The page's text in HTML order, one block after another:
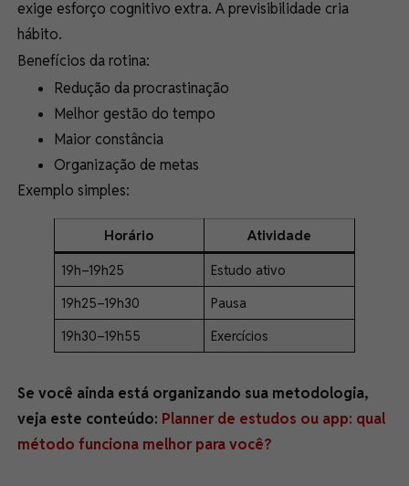
exige esforço cognitivo extra. A previsibilidade cria
hábito.
Benefícios da rotina:
Redução da procrastinação
Melhor gestão do tempo
Maior constância
Organização de metas
Exemplo simples:
Horário
Atividade
19h–19h25
Estudo ativo
19h25–19h30
Pausa
19h30–19h55
Exercícios
Se você ainda está organizando sua metodologia,
veja este conteúdo: Planner de estudos ou app: qual
método funciona melhor para você?